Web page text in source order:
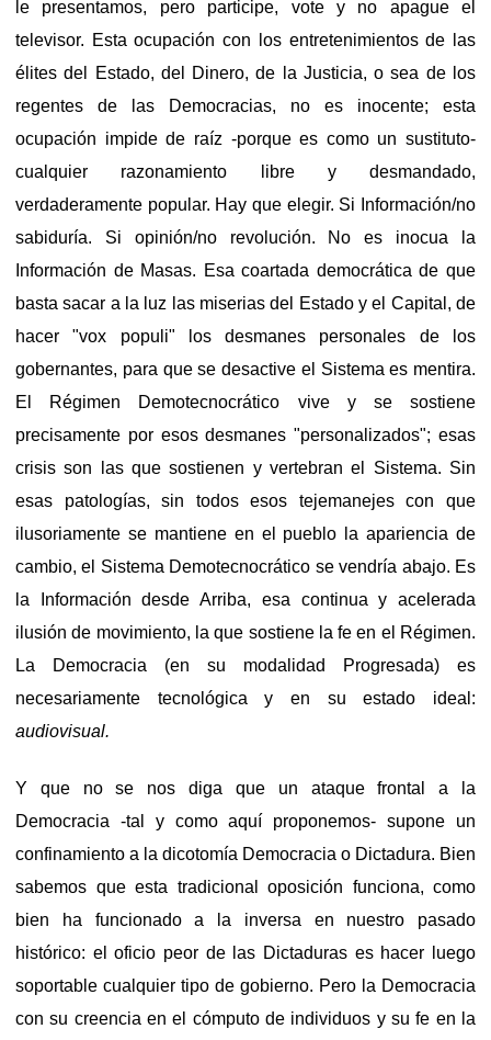
le presentamos, pero participe, vote y no apague el
televisor. Esta ocupación con los entretenimientos de las
élites del Estado, del Dinero, de la Justicia, o sea de los
regentes de las Democracias, no es inocente; esta
ocupación impide de raíz -porque es como un sustituto-
cualquier razonamiento libre y desmandado,
verdaderamente popular. Hay que elegir. Si Información/no
sabiduría. Si opinión/no revolución. No es inocua la
Información de Masas. Esa coartada democrática de que
basta sacar a la luz las miserias del Estado y el Capital, de
hacer "vox populi" los desmanes personales de los
gobernantes, para que se desactive el Sistema es mentira.
El Régimen Demotecnocrático vive y se sostiene
precisamente por esos desmanes "personalizados"; esas
crisis son las que sostienen y vertebran el Sistema. Sin
esas patologías, sin todos esos tejemanejes con que
ilusoriamente se mantiene en el pueblo la apariencia de
cambio, el Sistema Demotecnocrático se vendría abajo. Es
la Información desde Arriba, esa continua y acelerada
ilusión de movimiento, la que sostiene la fe en el Régimen.
La Democracia (en su modalidad Progresada) es
necesariamente tecnológica y en su estado ideal:
audiovisual.
Y que no se nos diga que un ataque frontal a la
Democracia -tal y como aquí proponemos- supone un
confinamiento a la dicotomía Democracia o Dictadura. Bien
sabemos que esta tradicional oposición funciona, como
bien ha funcionado a la inversa en nuestro pasado
histórico: el oficio peor de las Dictaduras es hacer luego
soportable cualquier tipo de gobierno. Pero la Democracia
con su creencia en el cómputo de individuos y su fe en la